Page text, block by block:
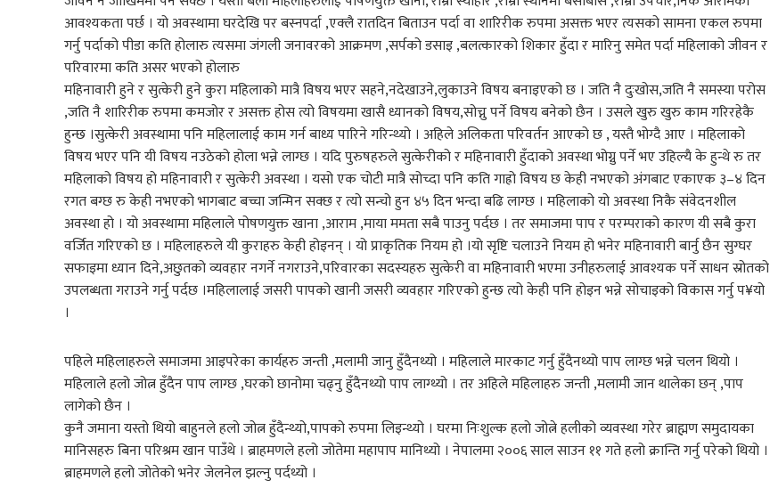
आवश्यकता पर्छ । यो अवस्थामा घरदेखि पर बस्नपर्दा ,एक्लै रातदिन बिताउन पर्दा वा शारिरीक रुपमा असक्त भएर त्यसको सामना एकल रुपमा
गर्नु पर्दाको पीडा कति होलारु त्यसमा जंगली जनावरको आक्रमण ,सर्पको डसाइ ,बलत्कारको शिकार हुँदा र मारिनु समेत पर्दा महिलाको जीवन र
परिवारमा कति असर भएको होलारु
महिनावारी हुने र सुत्केरी हुने कुरा महिलाको मात्रै विषय भएर सहने,नदेखाउने,लुकाउने विषय बनाइएको छ । जति नै दुःखोस,जति नै समस्या परोस
,जति नै शारिरीक रुपमा कमजोर र असक्त होस त्यो विषयमा खासै ध्यानको विषय,सोच्नु पर्ने विषय बनेको छैन । उसले खुरु खुरु काम गरिरहेकै
हुन्छ ।सुत्केरी अवस्थामा पनि महिलालाई काम गर्न बाध्य पारिने गरिन्थ्यो । अहिले अलिकता परिवर्तन आएको छ , यस्तै भोग्दै आए । महिलाको
विषय भएर पनि यी विषय नउठेको होला भन्ने लाग्छ । यदि पुरुषहरुले सुत्केरीको र महिनावारी हुँदाको अवस्था भोग्नु पर्ने भए उहिल्यै के हुन्थे रु तर
महिलाको विषय हो महिनावारी र सुत्केरी अवस्था । यसो एक चोटी मात्रै सोच्दा पनि कति गाह्रो विषय छ केही नभएको अंगबाट एकाएक ३–४ दिन
रगत बग्छ रु केही नभएको भागबाट बच्चा जन्मिन सक्छ र त्यो सन्चो हुन ४५ दिन भन्दा बढि लाग्छ । महिलाको यो अवस्था निकै संवेदनशील
अवस्था हो । यो अवस्थामा महिलाले पोषणयुक्त खाना ,आराम ,माया ममता सबै पाउनु पर्दछ । तर समाजमा पाप र परम्पराको कारण यी सबै कुरा
वर्जित गरिएको छ । महिलाहरुले यी कुराहरु केही होइनन् । यो प्राकृतिक नियम हो ।यो सृष्टि चलाउने नियम हो भनेर महिनावारी बार्नु छैन सुग्घर
सफाइमा ध्यान दिने,अछुतको व्यवहार नगर्ने नगराउने,परिवारका सदस्यहरु सुत्केरी वा महिनावारी भएमा उनीहरुलाई आवश्यक पर्ने साधन स्रोतको
उपलब्धता गराउने गर्नु पर्दछ ।महिलालाई जसरी पापको खानी जसरी व्यवहार गरिएको हुन्छ त्यो केही पनि होइन भन्ने सोचाइको विकास गर्नु प¥यो
।
पहिले महिलाहरुले समाजमा आइपरेका कार्यहरु जन्ती ,मलामी जानु हुँदैनथ्यो । महिलाले मारकाट गर्नु हुँदैनथ्यो पाप लाग्छ भन्ने चलन थियो ।
महिलाले हलो जोत्न हुँदैन पाप लाग्छ ,घरको छानोमा चढ्नु हुँदैनथ्यो पाप लाग्थ्यो । तर अहिले महिलाहरु जन्ती ,मलामी जान थालेका छन् ,पाप
लागेको छैन ।
कुनै जमाना यस्तो थियो बाहुनले हलो जोत्न हुँदैन्थ्यो,पापको रुपमा लिइन्थ्यो । घरमा निःशुल्क हलो जोत्ने हलीको व्यवस्था गरेर ब्राह्मण समुदायका
मानिसहरु बिना परिश्रम खान पाउँथे । ब्राहमणले हलो जोतेमा महापाप मानिथ्यो । नेपालमा २००६ साल साउन ११ गते हलो क्रान्ति गर्नु परेको थियो ।
ब्राहमणले हलो जोतेको भनेर जेलनेल झल्नु पर्दथ्यो ।